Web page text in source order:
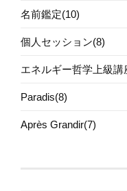
名前鑑定(10)
個人セッション(8)
エネルギー哲学上級講
Paradis(8)
Après Grandir(7)